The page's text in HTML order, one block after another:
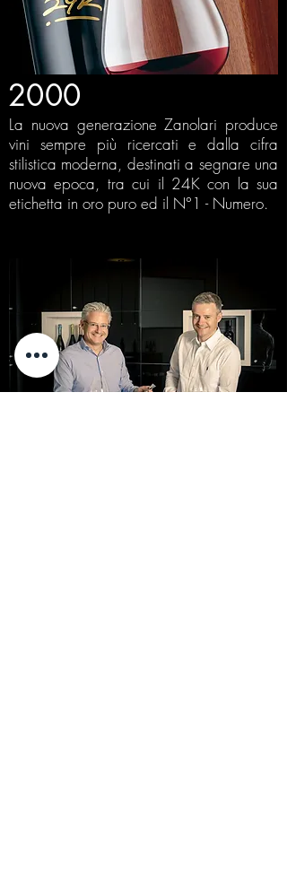
2000
La nuova generazione Zanolari produce
vini sempre più ricercati e dalla cifra
stilistica moderna, destinati a segnare una
nuova epoca, tra cui il 24K con la sua
etichetta in oro puro ed il N°1 - Numero.